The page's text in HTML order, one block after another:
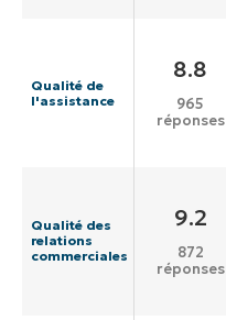
Qualité de
l'assistance
8.8
965
réponses
Qualité des
relations
commerciales
9.2
872
réponses